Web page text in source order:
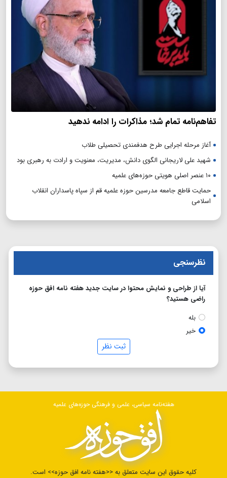
تفاهم‌نامه تمام شد؛ مذاکرات را ادامه ندهید
آغاز مرحله اجرایی طرح هدفمندی تحصیلی طلاب
شهید علی لاریجانی الگوی دانش، مدیریت، معنویت و ارادت به رهبری بود
۱۰ عنصر اصلی هویتی حوزه‌های علمیه
حمایت قاطع جامعه مدرسین حوزه علمیه قم از سپاه پاسداران انقلاب
اسلامی
نظرسنجی
آیا از طراحی و نمایش محتوا در سایت جدید هفته نامه افق حوزه
راضی هستید؟
بله
خیر
ثبت نظر
هفته‌نامه سیاسی، علمی و فرهنگی حوزه‌های علمیه
کلیه حقوق این سایت متعلق به <<هفته نامه افق حوزه>> است.